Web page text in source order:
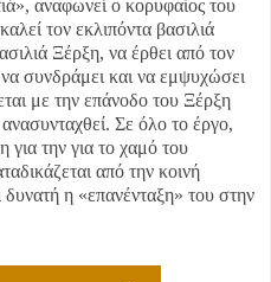
αναφωνεί ο κορυφαίος του
τον εκλιπόντα βασιλιά
Ξέρξη, να έρθει από τον
συνδράμει και να εμψυχώσει
με την επάνοδο του Ξέρξη
Σε όλο το έργο,
για την για το χαμό του
από την κοινή
η «επανένταξη» του στην